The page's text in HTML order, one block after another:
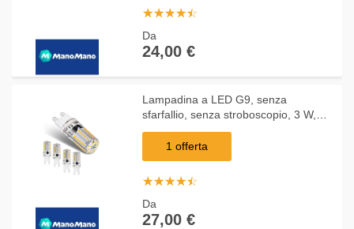
☆☆☆☆☆
★★★★★
Da
24,00 €
Lampadina a LED G9, senza
sfarfallio, senza stroboscopio, 3 W,
equivalente a 30 W, alogena, luce
bianca calda, 3000 K, angolo di fascio
220 V, 230 V,
1 offerta
☆☆☆☆☆
★★★★★
Da
27,00 €